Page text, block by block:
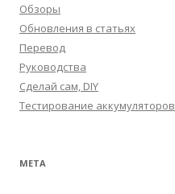
Обзоры
Обновления в статьях
Перевод
Руководства
Сделай сам, DIY
Тестирование аккумуляторов
МЕТА